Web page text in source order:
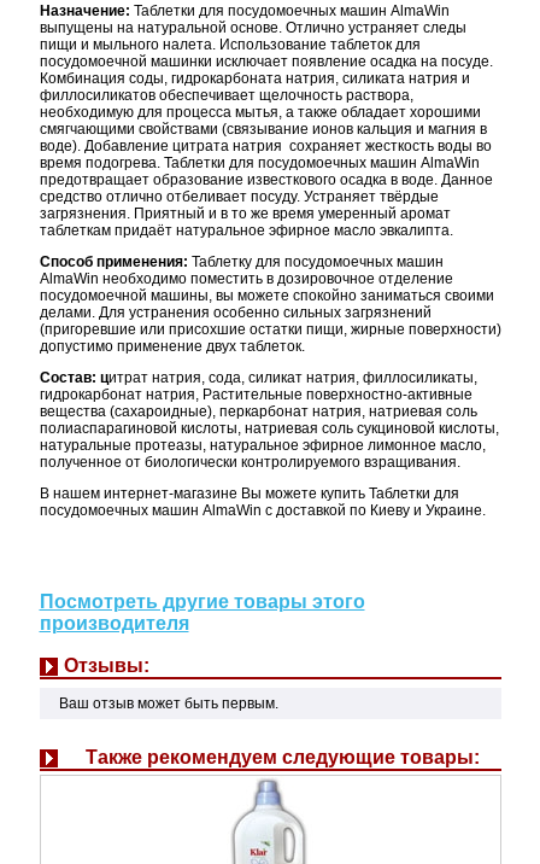
Назначение: Таблетки для посудомоечных машин AlmaWin
выпущены на натуральной основе. Отлично устраняет следы
пищи и мыльного налета. Использование таблеток для
посудомоечной машинки исключает появление осадка на посуде.
Комбинация соды, гидрокарбоната натрия, силиката натрия и
филлосиликатов обеспечивает щелочность раствора,
необходимую для процесса мытья, а также обладает хорошими
смягчающими свойствами (связывание ионов кальция и магния в
воде). Добавление цитрата натрия сохраняет жесткость воды во
время подогрева. Таблетки для посудомоечных машин AlmaWin
предотвращает образование известкового осадка в воде. Данное
средство отлично отбеливает посуду. Устраняет твёрдые
загрязнения. Приятный и в то же время умеренный аромат
таблеткам придаёт натуральное эфирное масло эвкалипта.
Способ применения: Таблетку для посудомоечных машин
AlmaWin необходимо поместить в дозировочное отделение
посудомоечной машины, вы можете спокойно заниматься своими
делами. Для устранения особенно сильных загрязнений
(пригоревшие или присохшие остатки пищи, жирные поверхности)
допустимо применение двух таблеток.
Состав: цитрат натрия, сода, силикат натрия, филлосиликаты,
гидрокарбонат натрия, Растительные поверхностно-активные
вещества (сахароидные), перкарбонат натрия, натриевая соль
полиаспарагиновой кислоты, натриевая соль сукциновой кислоты,
натуральные протеазы, натуральное эфирное лимонное масло,
полученное от биологически контролируемого взращивания.
В нашем интернет-магазине Вы можете купить Таблетки для
посудомоечных машин AlmaWin с доставкой по Киеву и Украине.
Посмотреть другие товары этого
производителя
Отзывы:
Ваш отзыв может быть первым.
Также рекомендуем следующие товары: